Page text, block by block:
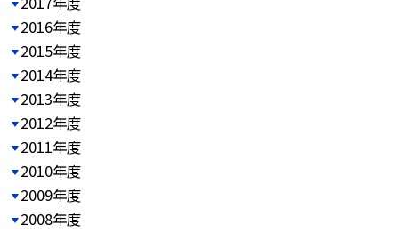
2016年度
2015年度
2014年度
2013年度
2012年度
2011年度
2010年度
2009年度
2008年度